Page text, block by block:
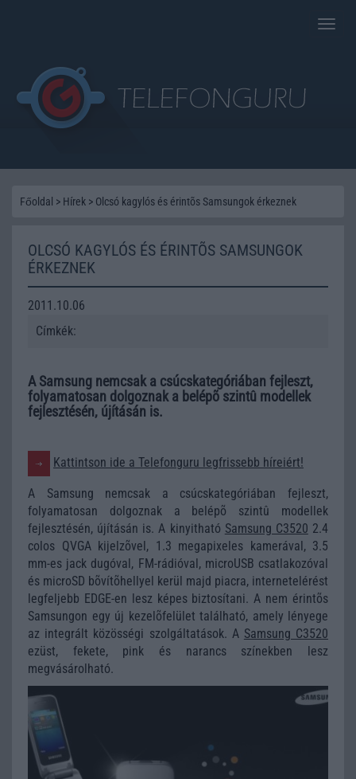
Toggle
Főoldal > Hírek > Olcsó kagylós és érintõs Samsungok érkeznek
OLCSÓ KAGYLÓS ÉS ÉRINTÕS SAMSUNGOK
ÉRKEZNEK
2011.10.06
Címkék:
A Samsung nemcsak a csúcskategóriában fejleszt,
folyamatosan dolgoznak a belépõ szintû modellek
fejlesztésén, újításán is.
Kattintson ide a Telefonguru legfrissebb híreiért!
A Samsung nemcsak a csúcskategóriában fejleszt,
folyamatosan dolgoznak a belépõ szintû modellek
fejlesztésén, újításán is. A kinyitható Samsung C3520 2.4
colos QVGA kijelzõvel, 1.3 megapixeles kamerával, 3.5
mm-es jack dugóval, FM-rádióval, microUSB csatlakozóval
és microSD bõvítõhellyel kerül majd piacra, internetelérést
legfeljebb EDGE-en lesz képes biztosítani. A nem érintõs
Samsungon egy új kezelõfelület található, amely lényege
az integrált közösségi szolgáltatások. A Samsung C3520
ezüst, fekete, pink és narancs színekben lesz
megvásárolható.